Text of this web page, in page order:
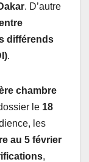
. D’autre
différends
.
chambre
le 18
les
au 5 février
,